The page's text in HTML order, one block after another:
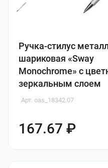
Ручка-стилус
шариковая «Sway
Monochrome» с
зеркальным слоем
Арт. oas_18342.07
167.67 ₽